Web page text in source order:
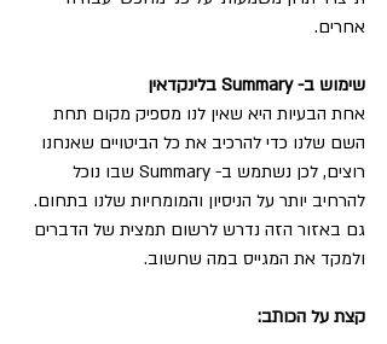
אחרים.
שימוש ב- Summary בלינקדאין
אחת הבעיות היא שאין לנו מספיק מקום תחת
השם שלנו כדי להרכיב את כל הביטויים שאנחנו
רוצים, לכן נשתמש ב- Summary שבו נוכל
להרחיב יותר על הניסיון והמומחיות שלנו בתחום.
גם באזור הזה נדרש לרשום תמצית של הדברים
ולמקד את המגייס במה שחשוב.
קצת על הכותב: